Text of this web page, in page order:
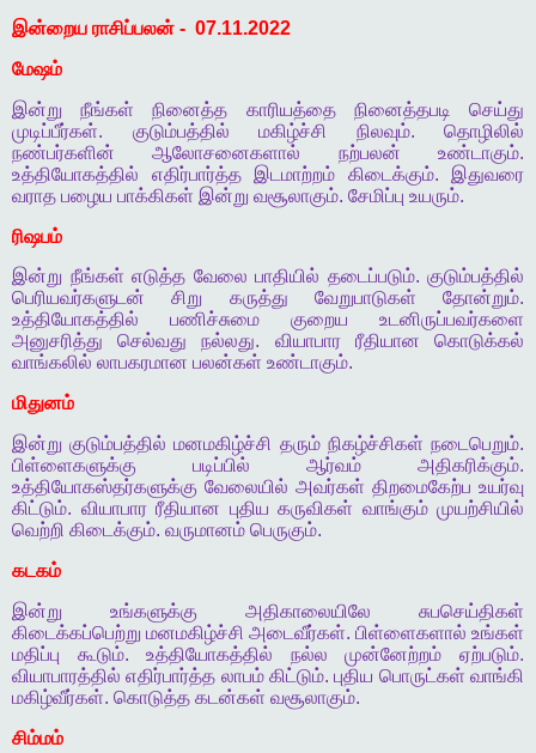
இன்றைய ராசிப்பலன் - 07.11.2022
மேஷம்
இன்று
நீங்கள் நினைத்த காரியத்தை நினைத்தபடி
செய்து
முடிப்பீர்கள். குடும்பத்தில் மகிழ்ச்சி நிலவும். தொழிலில்
நண்பர்களின்
ஆலோசனைகளால் நற்பலன் உண்டாகும்.
உத்தியோகத்தில்
எதிர்பார்த்த இடமாற்றம் கிடைக்கும். இதுவரை
வராத பழைய பாக்கிகள் இன்று வசூலாகும். சேமிப்பு உயரும்.
ரிஷபம்
இன்று நீங்கள் எடுத்த வேலை பாதியில் தடைப்படும். குடும்பத்தில்
பெரியவர்களுடன்
சிறு கருத்து வேறுபாடுகள் தோன்றும்.
உத்தியோகத்தில்
பணிச்சுமை குறைய
உடனிருப்பவர்களை
அனுசரித்து
செல்வது நல்லது. வியாபார ரீதியான
கொடுக்கல்
வாங்கலில் லாபகரமான பலன்கள் உண்டாகும்.
மிதுனம்
இன்று குடும்பத்தில் மனமகிழ்ச்சி தரும் நிகழ்ச்சிகள் நடைபெறும்.
பிள்ளைகளுக்கு
படிப்பில் ஆர்வம் அதிகரிக்கும்.
உத்தியோகஸ்தர்களுக்கு வேலையில் அவர்கள் திறமைகேற்ப உயர்வு
கிட்டும். வியாபார ரீதியான புதிய கருவிகள் வாங்கும் முயற்சியில்
வெற்றி கிடைக்கும். வருமானம் பெருகும்.
கடகம்
இன்று
உங்களுக்கு அதிகாலையிலே
சுபசெய்திகள்
கிடைக்கப்பெற்று மனமகிழ்ச்சி அடைவீர்கள். பிள்ளைகளால் உங்கள்
மதிப்பு
கூடும்.உத்தியோகத்தில் நல்ல முன்னேற்றம் ஏற்படும்.
வியாபாரத்தில் எதிர்பார்த்த லாபம் கிட்டும்.புதிய பொருட்கள் வாங்கி
மகிழ்வீர்கள். கொடுத்த கடன்கள் வசூலாகும்.
சிம்மம்